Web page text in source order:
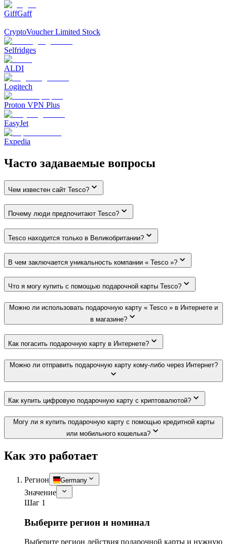
GiffGaff
CryptoVoucher Limited Stock
Selfridges
ALDI
Logitech
Proton VPN Plus
EasyJet
Expedia
Часто задаваемые вопросы
Чем известен сайт Tesco?
Почему люди предпочитают Tesco?
Tesco находится только в Великобритании?
В чем заключается уникальность компании « Tesco »?
Что я могу купить с помощью подарочной карты Tesco?
Можно ли использовать подарочную карту « Tesco » в Интернете и
в магазине?
Как погасить подарочную карту в Интернете?
Можно ли отправить подарочную карту кому-либо через Интернет?
Как купить цифровую подарочную карту с криптовалютой?
Могу ли я купить подарочную карту с помощью кредитной карты
или мобильного кошелька?
Как это работает
Регион Germany
Значение
Шаг 1
Выберите регион и номинал
Выберите регион действия подарочной карты и нужную